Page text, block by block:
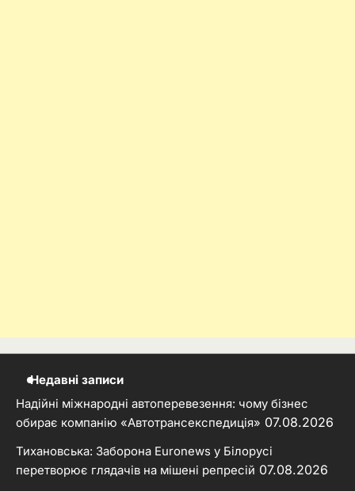
Недавні записи
Надійні міжнародні автоперевезення: чому бізнес
обирає компанію «Автотрансекспедиція» 07.08.2026
Тихановська: Заборона Euronews у Білорусі
перетворює глядачів на мішені репресій 07.08.2026